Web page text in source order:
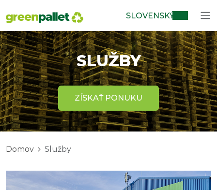
SLOVENSKÝ
SLUŽBY
ZÍSKAŤ PONUKU
Domov Služby